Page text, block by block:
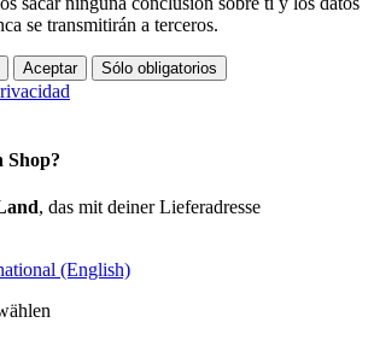
se transmitirán a terceros.
Aceptar Sólo obligatorios
Shop?
, das mit deiner Lieferadresse
(English)